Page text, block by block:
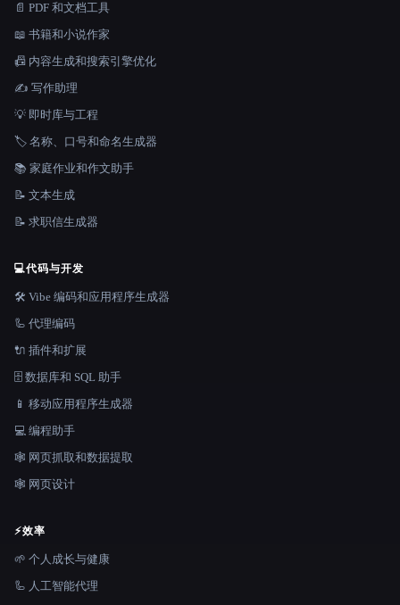
📄 PDF 和文档工具
📖 书籍和小说作家
📠 内容生成和搜索引擎优化
✍️ 写作助理
💡 即时库与工程
🏷️ 名称、口号和命名生成器
📚 家庭作业和作文助手
📝 文本生成
📝 求职信生成器
💻代码与开发
🛠️ Vibe 编码和应用程序生成器
🦾 代理编码
🔌 插件和扩展
🗄️ 数据库和 SQL 助手
📱 移动应用程序生成器
💻 编程助手
🕸️ 网页抓取和数据提取
🕸 网页设计
⚡效率
🌱 个人成长与健康
🦾 人工智能代理